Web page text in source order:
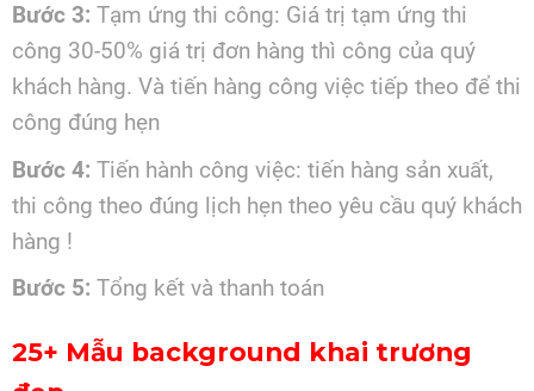
Bước 3: Tạm ứng thi công: Giá trị tạm ứng thi
công 30-50% giá trị đơn hàng thì công của quý
khách hàng. Và tiến hàng công việc tiếp theo để thi
công đúng hẹn
Bước 4: Tiến hành công việc: tiến hàng sản xuất,
thi công theo đúng lịch hẹn theo yêu cầu quý khách
hàng !
Bước 5: Tổng kết và thanh toán
25+ Mẫu background khai trương